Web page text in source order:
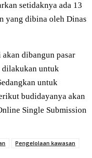
setidaknya ada 13
yang dibina oleh Dinas
akan dibangun pasar
dilakukan untuk
untuk
budidayanya akan
Single Submission
Pengelolaan kawasan